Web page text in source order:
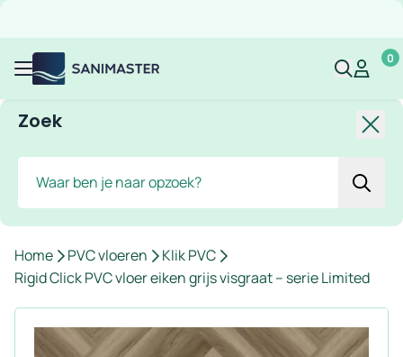
MenuSanimaster MijnMijn
0
Zoek
Home PVC vloeren
Klik PVC
Rigid Click PVC vloer eiken grijs visgraat – serie Limited